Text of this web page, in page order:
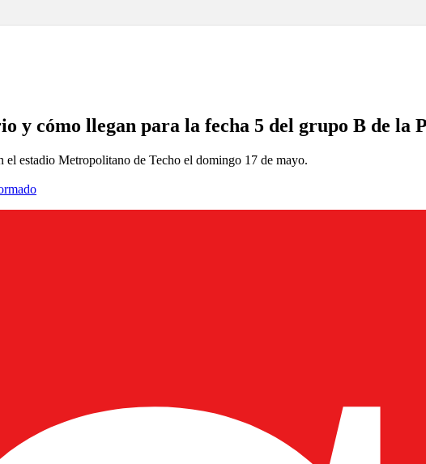
y cómo llegan para la fecha 5 del grupo B de la
el estadio Metropolitano de Techo el domingo 17 de mayo.